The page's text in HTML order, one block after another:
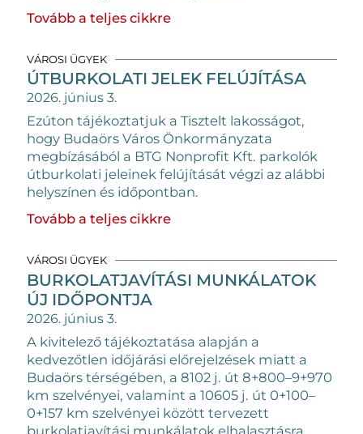
Tovább a teljes cikkre
VÁROSI ÜGYEK
ÚTBURKOLATI JELEK FELÚJÍTÁSA
2026. június 3.
Ezúton tájékoztatjuk a Tisztelt lakosságot,
hogy Budaörs Város Önkormányzata
megbízásából a BTG Nonprofit Kft. parkolók
útburkolati jeleinek felújítását végzi az alábbi
helyszínen és időpontban.
Tovább a teljes cikkre
VÁROSI ÜGYEK
BURKOLATJAVÍTÁSI MUNKÁLATOK
ÚJ IDŐPONTJA
2026. június 3.
A kivitelező tájékoztatása alapján a
kedvezőtlen időjárási előrejelzések miatt a
Budaörs térségében, a 8102 j. út 8+800–9+970
km szelvényei, valamint a 10605 j. út 0+100–
0+157 km szelvényei között tervezett
burkolatjavítási munkálatok elhalasztásra